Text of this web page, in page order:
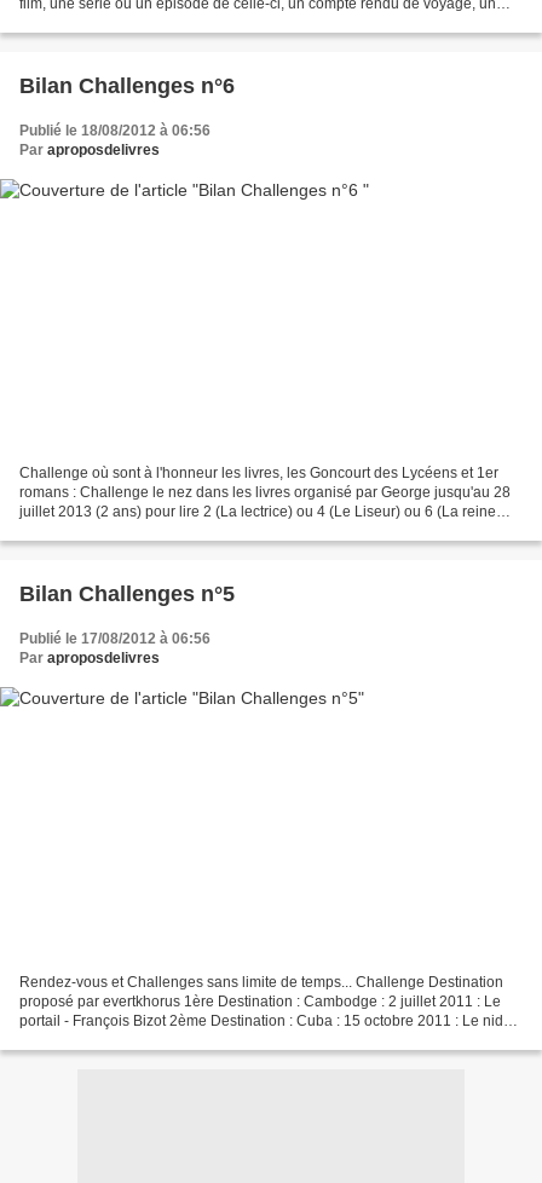
Bilan Challenges n°6
Publié le 18/08/2012 à 06:56
Par aproposdelivres
Challenge où sont à l'honneur les livres, les Goncourt des Lycéens et 1er
romans : Challenge le nez dans les livres organisé par George jusqu'au 28
juillet 2013 (2 ans) pour lire 2 (La lectrice) ou 4 (Le Liseur) ou 6 (La reine
Bilan Challenges n°5
Publié le 17/08/2012 à 06:56
Par aproposdelivres
Rendez-vous et Challenges sans limite de temps... Challenge Destination
proposé par evertkhorus 1ère Destination : Cambodge : 2 juillet 2011 : Le
portail - François Bizot 2ème Destination : Cuba : 15 octobre 2011 : Le nid